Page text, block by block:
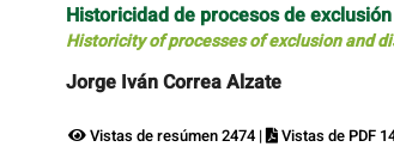
Historicidad de procesos de
Historicity of processes of exclusion and
Jorge Iván Correa Alzate
Vistas de resúmen 2474 | Vistas de PDF